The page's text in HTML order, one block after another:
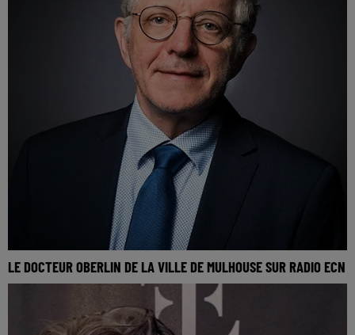
LE DOCTEUR OBERLIN DE LA VILLE DE MULHOUSE SUR RADIO ECN